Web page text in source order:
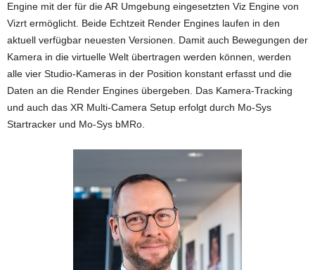
Engine mit der für die AR Umgebung eingesetzten Viz Engine von
Vizrt ermöglicht. Beide Echtzeit Render Engines laufen in den
aktuell verfügbar neuesten Versionen. Damit auch Bewegungen der
Kamera in die virtuelle Welt übertragen werden können, werden
alle vier Studio-Kameras in der Position konstant erfasst und die
Daten an die Render Engines übergeben. Das Kamera-Tracking
und auch das XR Multi-Camera Setup erfolgt durch Mo-Sys
Startracker und Mo-Sys bMRo.